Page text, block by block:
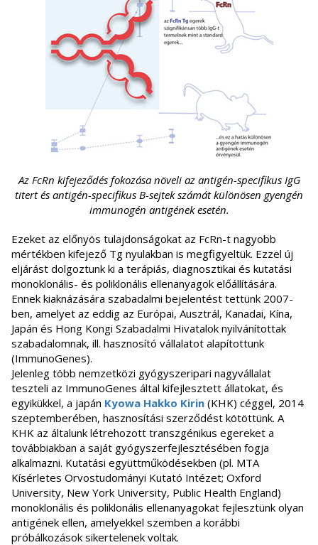
Az FcRn kifejeződés fokozása növeli az antigén-specifikus IgG
titert és antigén-specifikus B-sejtek számát különösen gyengén
immunogén antigének esetén.
Ezeket az előnyös tulajdonságokat az FcRn-t nagyobb
mértékben kifejező Tg nyulakban is megfigyeltük. Ezzel új
eljárást dolgoztunk ki a terápiás, diagnosztikai és kutatási
monoklonális- és poliklonális ellenanyagok előállítására.
Ennek kiaknázására szabadalmi bejelentést tettünk 2007-
ben, amelyet az eddig az Európai, Ausztrál, Kanadai, Kína,
Japán és Hong Kongi Szabadalmi Hivatalok nyilvánítottak
szabadalomnak, ill. hasznosító vállalatot alapítottunk
(ImmunoGenes).
Jelenleg több nemzetközi gyógyszeripari nagyvállalat
teszteli az ImmunoGenes által kifejlesztett állatokat, és
egyikükkel, a japán Kyowa Hakko Kirin (KHK) céggel, 2014
szeptemberében, hasznosítási szerződést kötöttünk. A
KHK az általunk létrehozott transzgénikus egereket a
továbbiakban a saját gyógyszerfejlesztésében fogja
alkalmazni. Kutatási együttműködésekben (pl. MTA
Kísérletes Orvostudományi Kutató Intézet; Oxford
University, New York University, Public Health England)
monoklonális és poliklonális ellenanyagokat fejlesztünk olyan
antigének ellen, amelyekkel szemben a korábbi
próbálkozások sikertelenek voltak.